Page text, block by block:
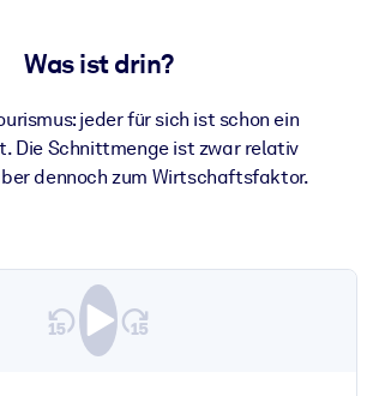
zu optimieren.
Was ist drin?
jeder für sich ist schon ein
Die Schnittmenge ist zwar relativ
dennoch zum Wirtschaftsfaktor.